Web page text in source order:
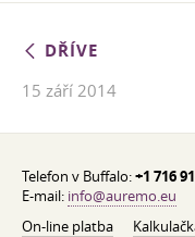
DŘÍVE
15 září 2014
Telefon v Buffalo:+1 716
E-mail: info@auremo.eu
On-line platba